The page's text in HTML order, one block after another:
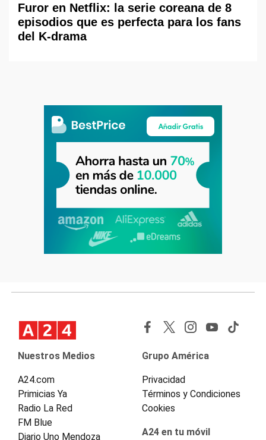
Furor en Netflix: la serie coreana de 8
episodios que es perfecta para los fans
del K-drama
Nuestros Medios
A24.com
Primicias Ya
Radio La Red
FM Blue
Diario Uno Mendoza
Grupo América
Privacidad
Términos y Condiciones
Cookies
A24 en tu móvil